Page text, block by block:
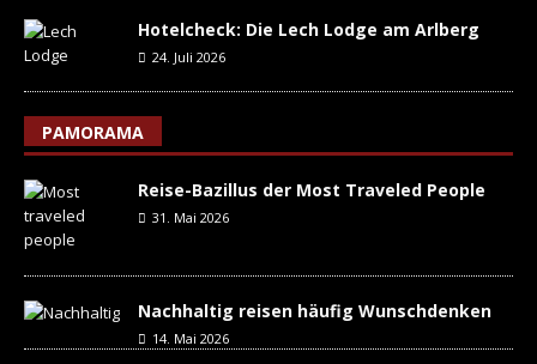
Hotelcheck: Die Lech Lodge am Arlberg
24. Juli 2026
PAMORAMA
Reise-Bazillus der Most Traveled People
31. Mai 2026
Nachhaltig reisen häufig Wunschdenken
14. Mai 2026